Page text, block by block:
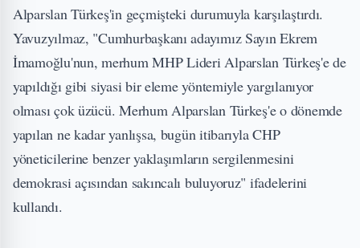
Alparslan Türkeş'in geçmişteki durumuyla karşılaştırdı.
Yavuzyılmaz, "Cumhurbaşkanı adayımız Sayın Ekrem
İmamoğlu'nun, merhum MHP Lideri Alparslan Türkeş'e de
yapıldığı gibi siyasi bir eleme yöntemiyle yargılanıyor
olması çok üzücü. Merhum Alparslan Türkeş'e o dönemde
yapılan ne kadar yanlışsa, bugün itibarıyla CHP
yöneticilerine benzer yaklaşımların sergilenmesini
demokrasi açısından sakıncalı buluyoruz" ifadelerini
kullandı.